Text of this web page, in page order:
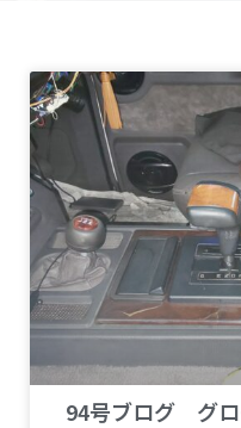
94号ブログ グ
ー
ジ